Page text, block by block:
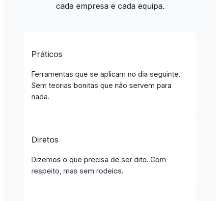
cada empresa e cada equipa.
Práticos
Ferramentas que se aplicam no dia seguinte.
Sem teorias bonitas que não servem para
nada.
Diretos
Dizemos o que precisa de ser dito. Com
respeito, mas sem rodeios.